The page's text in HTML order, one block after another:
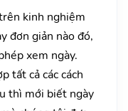
kinh nghiệm
đơn giản nào đó,
xem ngày.
tất cả các cách
thì mới biết ngày